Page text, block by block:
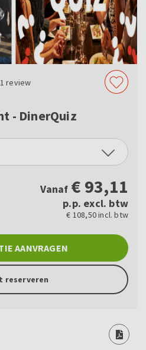
1 review
- DinerQuiz
Vanaf € 93,11
p.p. excl. btw
€ 108,50 incl. btw
AANVRAGEN
reserveren